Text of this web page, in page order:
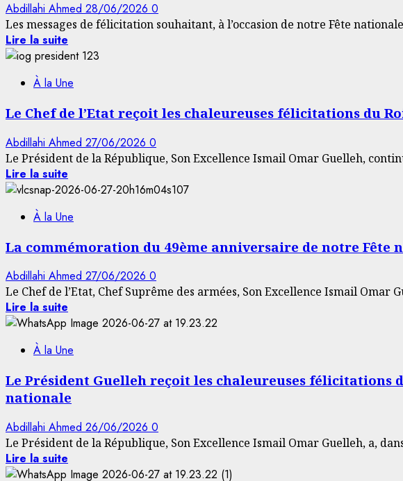
Abdillahi Ahmed 28/06/2026 0
Les messages de félicitation souhaitant, à l’occasion de notre Fête
Lire la suite
À la Une
Le Chef de l’Etat reçoit les chaleureuses félicitations du
Abdillahi Ahmed 27/06/2026 0
Le Président de la République, Son Excellence Ismail Omar Guelleh,
Lire la suite
À la Une
La commémoration du 49ème anniversaire de notre Fête
Abdillahi Ahmed 27/06/2026 0
Le Chef de l’Etat, Chef Suprême des armées, Son Excellence Ismail Omar
Lire la suite
À la Une
Le Président Guelleh reçoit les chaleureuses félicitations
nationale
Abdillahi Ahmed 26/06/2026 0
Le Président de la République, Son Excellence Ismail Omar Guelleh, a,
Lire la suite